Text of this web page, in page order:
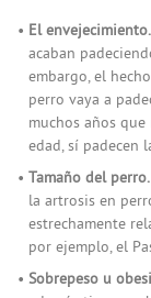
El envejecimiento.
acaban
embargo, el
perro vaya a
muchos años
edad, sí padecen
Tamaño del perro.
la artrosis en
estrechamente
por ejemplo, el
Sobrepeso u